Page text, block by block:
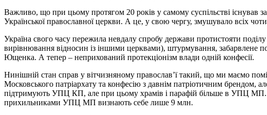
Важливо, що при цьому протягом 20 років у самому суспільстві існував
Української православної церкви. А це, у свою чергу, змушувало всіх
Україна свого часу пережила невдалу спробу держави протистояти
вирівнювання відносин із іншими церквами), штурмування, забарвлене
Ющенка. А тепер – неприхований протекціонізм влади одній конфесії.
Нинішній стан справ у вітчизняному православ’ї такий, що ми маємо
Московського патріархату та конфесію з давнім патріотичним брендом,
підтримують УПЦ КП, але при цьому храмів і парафій більше в УПЦ МП.
прихильниками УПЦ МП визнають себе лише 9 млн.